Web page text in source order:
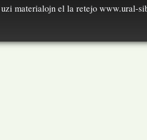
materialojn el la retejo www.ural-